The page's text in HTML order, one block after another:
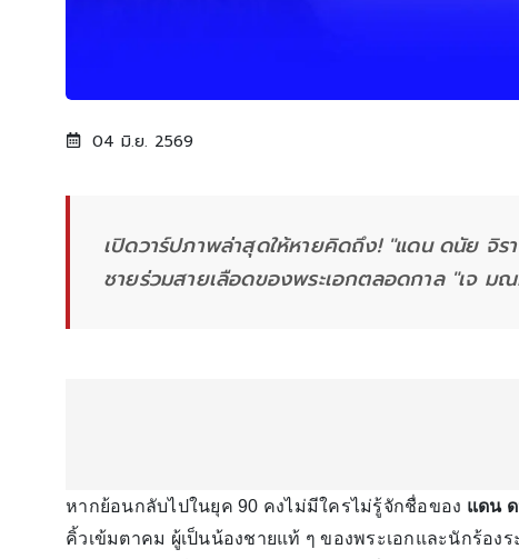
04 มิ.ย. 2569
เปิดวาร์ปภาพล่าสุดให้หายคิดถึง! "แดน ดนัย จิ
ชายร่วมสายเลือดของพระเอกตลอดกาล "เจ ม
หากย้อนกลับไปในยุค 90 คงไม่มีใครไม่รู้จักชื่อของ แดน
คิ้วเข้มตาคม ผู้เป็นน้องชายแท้ ๆ ของพระเอกและนักร้อง